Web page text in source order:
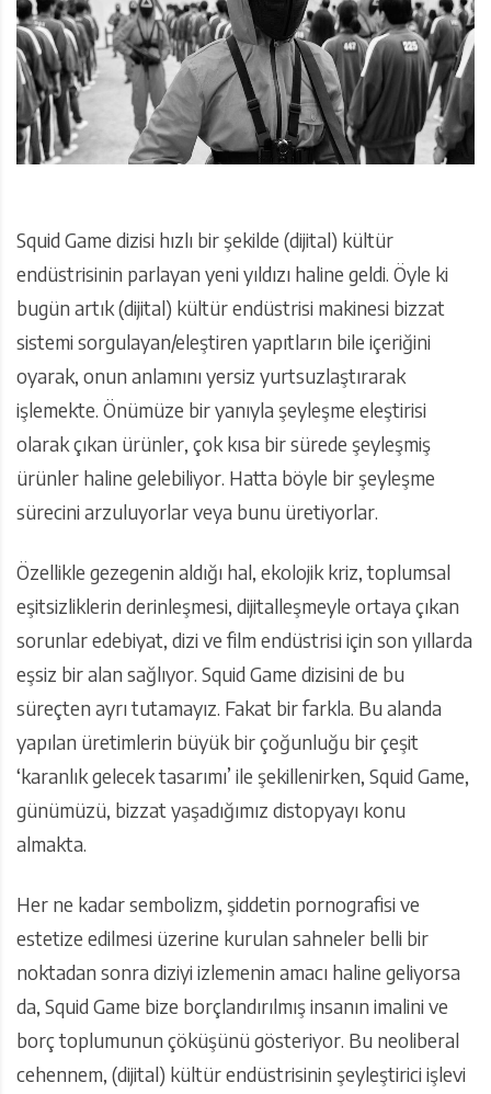
Squid Game dizisi hızlı bir şekilde (dijital) kültür
endüstrisinin parlayan yeni yıldızı haline geldi. Öyle ki
bugün artık (dijital) kültür endüstrisi makinesi bizzat
sistemi sorgulayan/eleştiren yapıtların bile içeriğini
oyarak, onun anlamını yersiz yurtsuzlaştırarak
işlemekte. Önümüze bir yanıyla şeyleşme eleştirisi
olarak çıkan ürünler, çok kısa bir sürede şeyleşmiş
ürünler haline gelebiliyor. Hatta böyle bir şeyleşme
sürecini arzuluyorlar veya bunu üretiyorlar.
Özellikle gezegenin aldığı hal, ekolojik kriz, toplumsal
eşitsizliklerin derinleşmesi, dijitalleşmeyle ortaya çıkan
sorunlar edebiyat, dizi ve film endüstrisi için son yıllarda
eşsiz bir alan sağlıyor. Squid Game dizisini de bu
süreçten ayrı tutamayız. Fakat bir farkla. Bu alanda
yapılan üretimlerin büyük bir çoğunluğu bir çeşit
‘karanlık gelecek tasarımı’ ile şekillenirken, Squid Game,
günümüzü, bizzat yaşadığımız distopyayı konu
almakta.
Her ne kadar sembolizm, şiddetin pornografisi ve
estetize edilmesi üzerine kurulan sahneler belli bir
noktadan sonra diziyi izlemenin amacı haline geliyorsa
da, Squid Game bize borçlandırılmış insanın imalini ve
borç toplumunun çöküşünü gösteriyor. Bu neoliberal
cehennem, (dijital) kültür endüstrisinin şeyleştirici işlevi